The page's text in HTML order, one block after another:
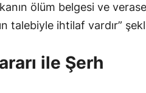
ölüm belgesi ve
talebiyle ihtilaf vardır”
ile Şerh